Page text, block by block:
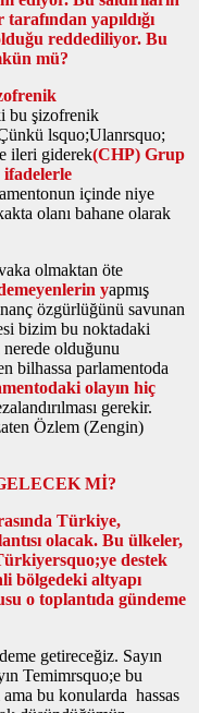
yapıldığı
reddediliyor. Bu
mü?
bu şizofrenik
lsquo;Ulanrsquo;
ileri giderek(CHP) Grup
içinde niye
olanı bahane olarak
olmaktan öte
yapmış
özgürlüğünü savunan
bizim bu noktadaki
olduğunu
bilhassa parlamentoda
olayın hiç
gerekir.
Özlem (Zengin)
Mİ?
Türkiye,
olacak. Bu ülkeler,
destek
bölgedeki altyapı
o toplantıda gündeme
getireceğiz. Sayın
Temimrsquo;e bu
bu konularda hassas